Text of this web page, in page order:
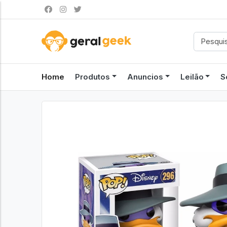
Home Produtos Anuncios Leilão